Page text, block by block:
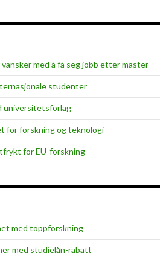
i
c
a
e
i
med å få seg jobb etter master
studenter
universitetsforlag
for forskning og teknologi
for EU-forskning
med toppforskning
med studielån-rabatt